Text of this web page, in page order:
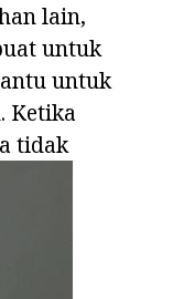
lain,
untuk
untuk
Ketika
tidak